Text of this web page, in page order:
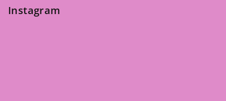
Instagram